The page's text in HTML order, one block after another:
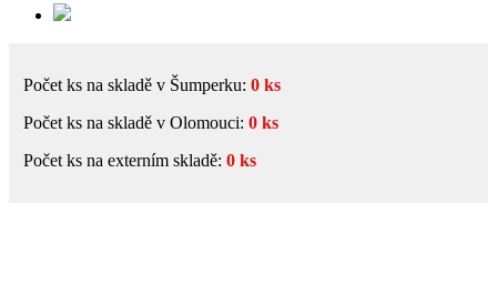
Počet ks na skladě v Šumperku: 0 ks
Počet ks na skladě v Olomouci: 0 ks
Počet ks na externím skladě: 0 ks